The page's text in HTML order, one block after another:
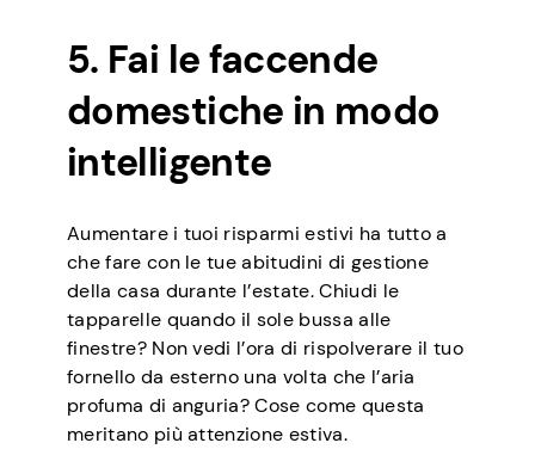
5. Fai le faccende
domestiche in modo
intelligente
Aumentare i tuoi risparmi estivi ha tutto a
che fare con le tue abitudini di gestione
della casa durante l’estate. Chiudi le
tapparelle quando il sole bussa alle
finestre? Non vedi l’ora di rispolverare il tuo
fornello da esterno una volta che l’aria
profuma di anguria? Cose come questa
meritano più attenzione estiva.